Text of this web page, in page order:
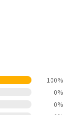
100%
0%
0%